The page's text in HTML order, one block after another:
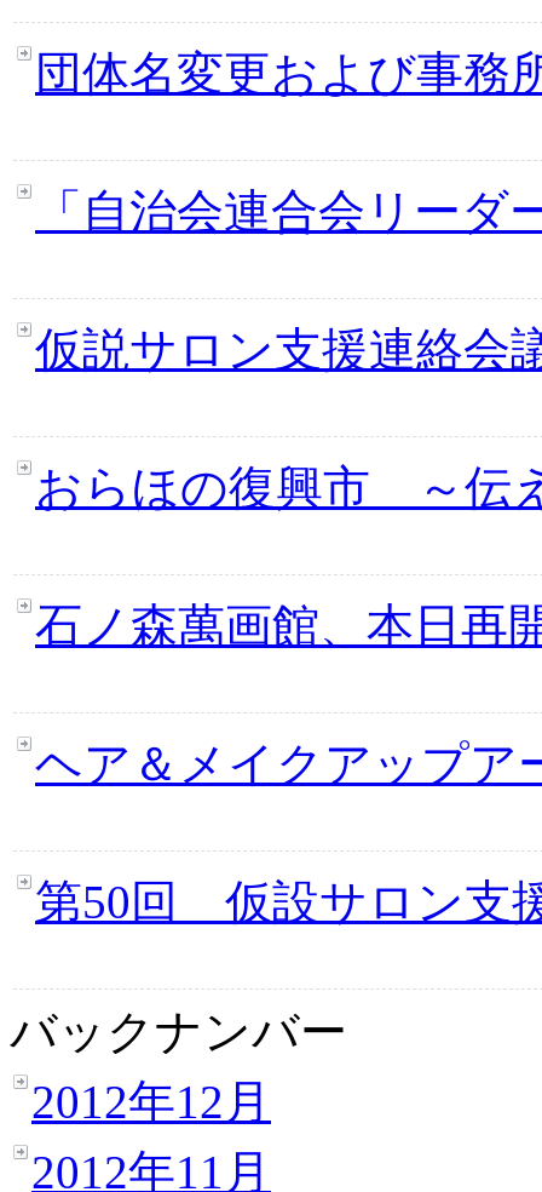
団体名変更および事務
「自治会連合会リーダ
仮説サロン支援連絡会
おらほの復興市 ～伝
石ノ森萬画館、本日再
ヘア＆メイクアップ
第50回 仮設サロン支
バックナンバー
2012年12月
2012年11月